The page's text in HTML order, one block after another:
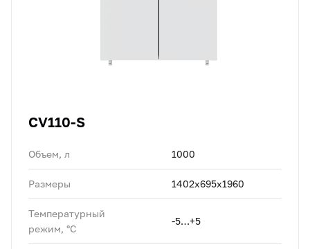
CV110-S
Объем, л 1000
Размеры 1402х695х1960
Температурный
режим, °C
-5…+5